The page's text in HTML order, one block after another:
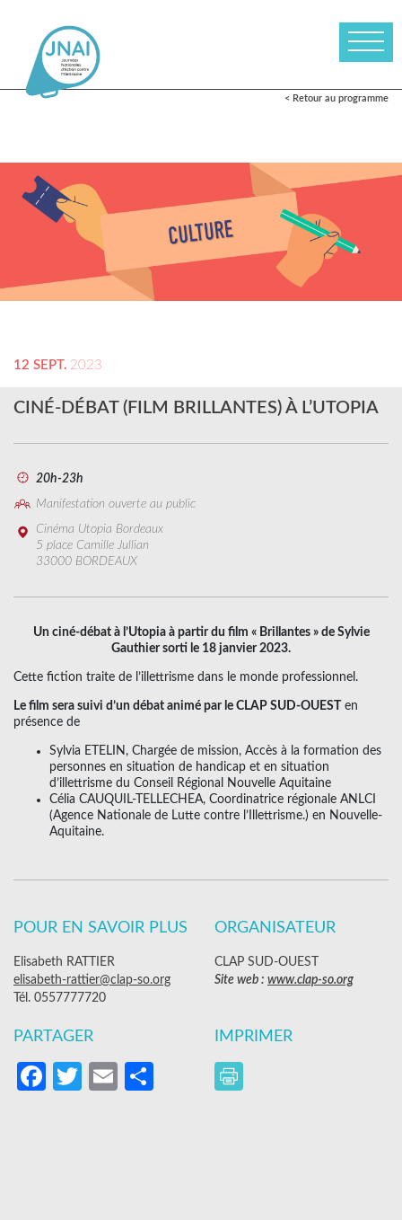
< Retour au programme
12 SEPT. 2023
CINÉ-DÉBAT (FILM BRILLANTES) À L’UTOPIA
20h-23h
Manifestation ouverte au public
Cinéma Utopia Bordeaux
5 place Camille Jullian
33000 BORDEAUX
Un ciné-débat à l’Utopia à partir du film « Brillantes » de Sylvie
Gauthier sorti le 18 janvier 2023.
Cette fiction traite de l’illettrisme dans le monde professionnel.
Le film sera suivi d’un débat animé par le CLAP SUD-OUEST
en
présence de
Sylvia ETELIN, Chargée de mission, Accès à la formation des
personnes en situation de handicap et en situation
d’illettrisme du Conseil Régional Nouvelle Aquitaine
Célia CAUQUIL-TELLECHEA, Coordinatrice régionale ANLCI
(Agence Nationale de Lutte contre l’Illettrisme.) en Nouvelle-
Aquitaine.
POUR EN SAVOIR PLUS
Elisabeth RATTIER
elisabeth-rattier@clap-so.org
Tél. 0557777720
ORGANISATEUR
CLAP SUD-OUEST
Site web : www.clap-so.org
PARTAGER
Facebook
Twitter
EmailPartager
IMPRIMER